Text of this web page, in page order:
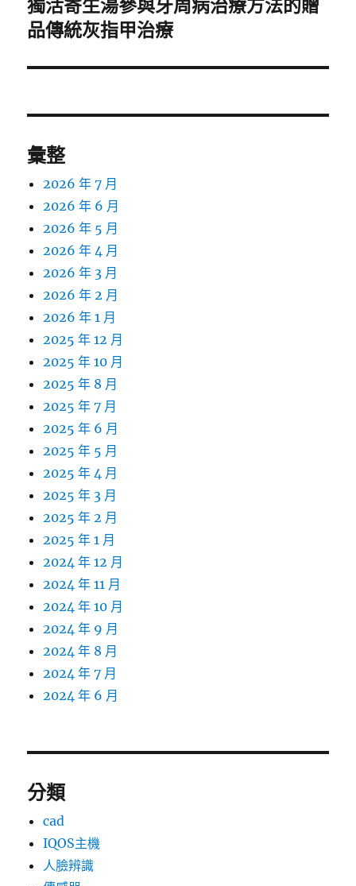
下
一
文
獨活寄生湯參與牙周病治療方法的贈
品傳統灰指甲治療
彙整
2026 年 7 月
2026 年 6 月
2026 年 5 月
2026 年 4 月
2026 年 3 月
2026 年 2 月
2026 年 1 月
2025 年 12 月
2025 年 10 月
2025 年 8 月
2025 年 7 月
2025 年 6 月
2025 年 5 月
2025 年 4 月
2025 年 3 月
2025 年 2 月
2025 年 1 月
2024 年 12 月
2024 年 11 月
2024 年 10 月
2024 年 9 月
2024 年 8 月
2024 年 7 月
2024 年 6 月
分類
cad
IQOS主機
人臉辨識